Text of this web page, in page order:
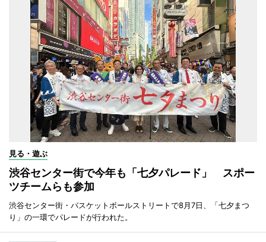
見る・遊ぶ
渋谷センター街で今年も「七夕パレード」 スポー
ツチームらも参加
渋谷センター街・バスケットボールストリートで8月7日、「七夕まつ
り」の一環でパレードが行われた。